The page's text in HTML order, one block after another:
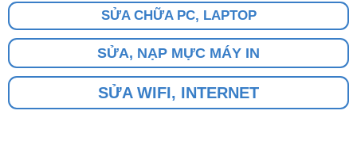
SỬA CHỮA PC, LAPTOP
SỬA, NẠP MỰC MÁY IN
SỬA WIFI, INTERNET